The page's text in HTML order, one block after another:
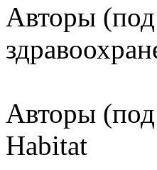
Авторы
Авторы
Habitat